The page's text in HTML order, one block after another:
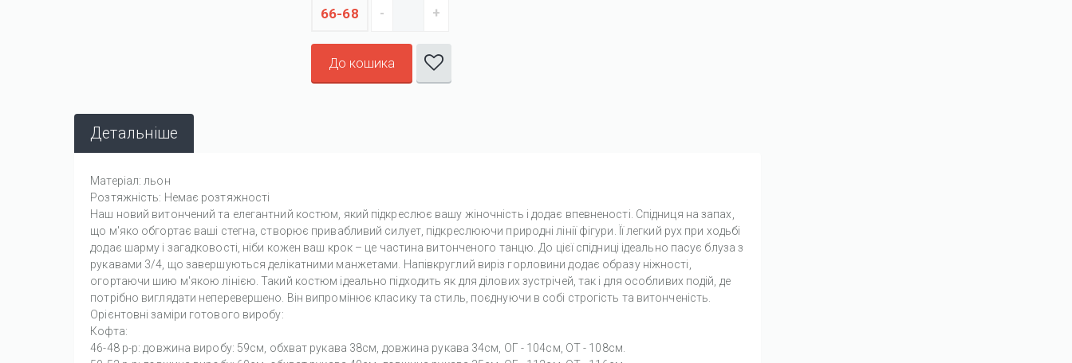
66-68
До кошика
Детальніше
Матеріал: льон
Розтяжність: Немає розтяжності
Наш новий витончений та елегантний костюм, який підкреслює вашу жіночність і додає впевненості. Спідниця на запах,
що м'яко обгортає ваші стегна, створює привабливий силует, підкреслюючи природні лінії фігури. Її легкий рух при ходьбі
додає шарму і загадковості, ніби кожен ваш крок – це частина витонченого танцю. До цієї спідниці ідеально пасує блуза з
рукавами 3/4, що завершуються делікатними манжетами. Напівкруглий виріз горловини додає образу ніжності,
огортаючи шию м'якою лінією. Такий костюм ідеально підходить як для ділових зустрічей, так і для особливих подій, де
потрібно виглядати неперевершено. Він випромінює класику та стиль, поєднуючи в собі строгість та витонченість.
Орієнтовні заміри готового виробу:
Кофта:
46-48 р-р: довжина виробу: 59см, обхват рукава 38см, довжина рукава 34см, ОГ - 104см, ОТ - 108см.